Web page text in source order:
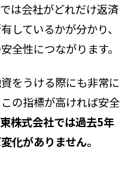
は会社がどれだけ返済
しているかが分かり、
全性につながります。
をうける際にも非常に
の指標が高ければ安全
株式会社では過去5年
化がありません。